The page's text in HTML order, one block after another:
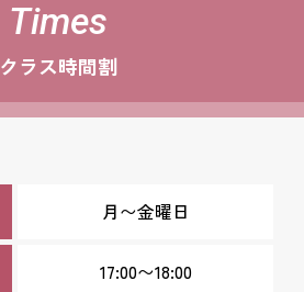
Times
クラス時間割
月〜金曜日
17:00〜18:00